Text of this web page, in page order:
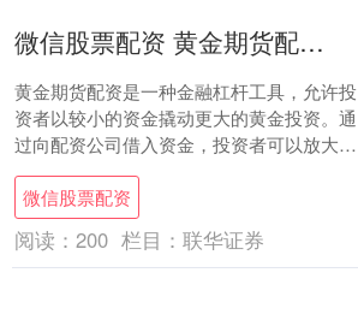
微信股票配资 黄金期货配资：撬动黄金投资的杠杆利器
黄金期货配资是一种金融杠杆工具，允许投
资者以较小的资金撬动更大的黄金投资。通
过向配资公司借入资金，投资者可以放大其
黄金投资的规模，从而获得更高的潜在回
报。 专业....
微信股票配资
阅读： 200 栏目： 联华证券